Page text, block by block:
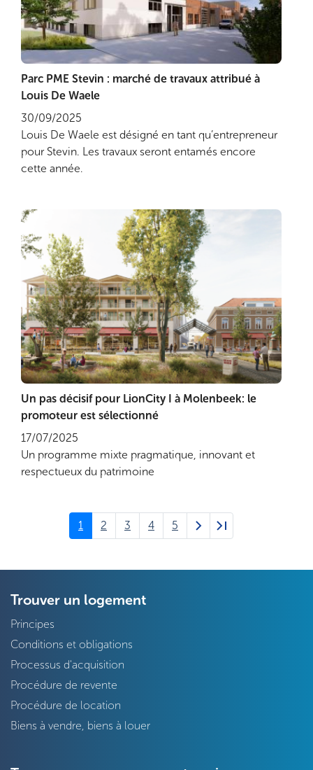
Lire plus
Parc PME Stevin : marché de travaux attribué à
Louis De Waele
30/09/2025
Louis De Waele est désigné en tant qu’entrepreneur
pour Stevin. Les travaux seront entamés encore
cette année.
Lire plus
Un pas décisif pour LionCity I à Molenbeek: le
promoteur est sélectionné
17/07/2025
Un programme mixte pragmatique, innovant et
respectueux du patrimoine
Page
courante
1 Page
2 Page
3 Page
4 Page
5
Page Dernière
Trouver un logement
Principes
Conditions et obligations
Processus d'acquisition
Procédure de revente
Procédure de location
Biens à vendre, biens à louer